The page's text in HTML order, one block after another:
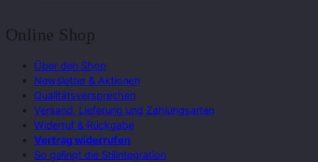
Online Shop
Über den Shop
Newsletter & Aktionen
Qualitätsversprechen
Versand, Lieferung und Zahlungsarten
Widerruf & Rückgabe
Vertrag widerrufen
So gelingt die Stilintegration